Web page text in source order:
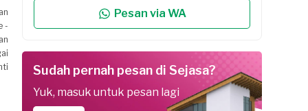
-
Pesan via WA
Sudah pernah pesan di Sejasa?
Yuk, masuk untuk pesan lagi